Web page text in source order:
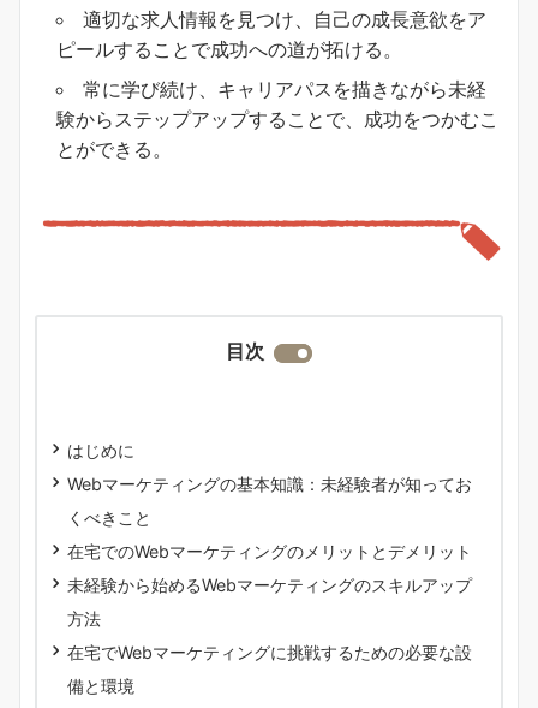
適切な求人情報を見つけ、自己の成長意欲をア
ピールすることで成功への道が拓ける。
常に学び続け、キャリアパスを描きながら未経
験からステップアップすることで、成功をつかむこ
とができる。
目次
はじめに
Webマーケティングの基本知識：未経験者が知ってお
くべきこと
在宅でのWebマーケティングのメリットとデメリット
未経験から始めるWebマーケティングのスキルアップ
方法
在宅でWebマーケティングに挑戦するための必要な設
備と環境